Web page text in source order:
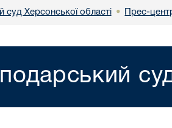
суд Херсонської області • Прес-